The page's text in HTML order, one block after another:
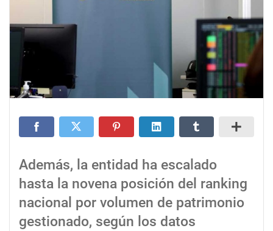
Además, la entidad ha escalado
hasta la novena posición del ranking
nacional por volumen de patrimonio
gestionado, según los datos